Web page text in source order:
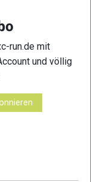
24
26
run.de mit
und völlig